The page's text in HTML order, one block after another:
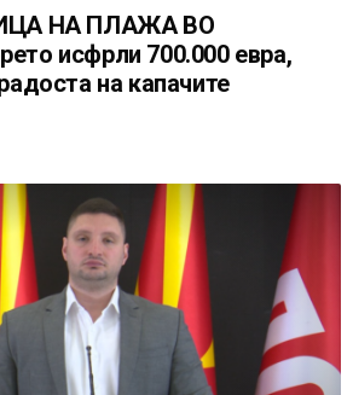
НА ПЛАЖА ВО
исфрли 700.000 евра,
на капачите